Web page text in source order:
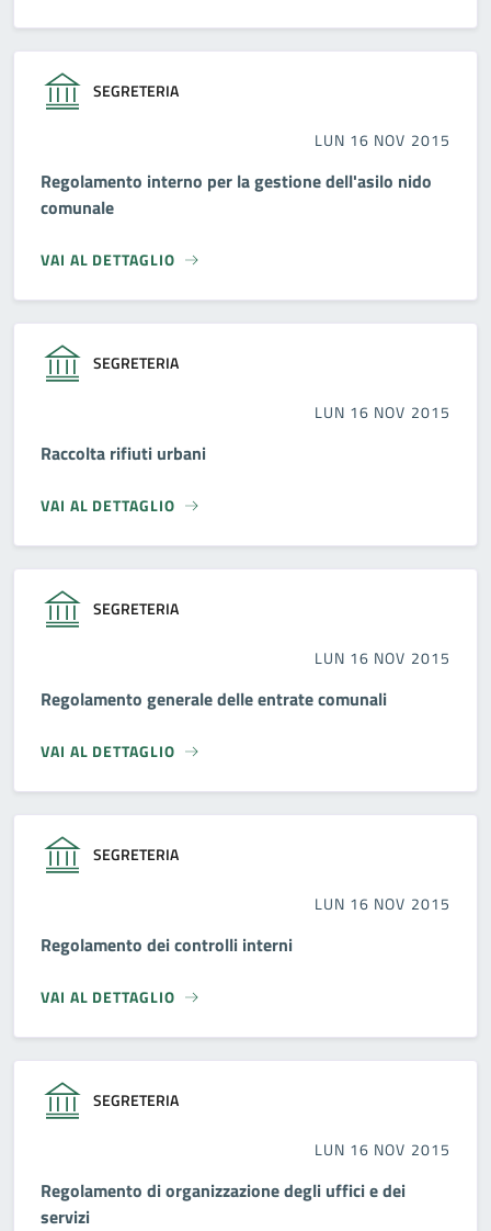
SEGRETERIA
LUN 16 NOV 2015
Regolamento interno per la gestione dell'asilo nido
comunale
VAI AL DETTAGLIO
SEGRETERIA
LUN 16 NOV 2015
Raccolta rifiuti urbani
VAI AL DETTAGLIO
SEGRETERIA
LUN 16 NOV 2015
Regolamento generale delle entrate comunali
VAI AL DETTAGLIO
SEGRETERIA
LUN 16 NOV 2015
Regolamento dei controlli interni
VAI AL DETTAGLIO
SEGRETERIA
LUN 16 NOV 2015
Regolamento di organizzazione degli uffici e dei
servizi